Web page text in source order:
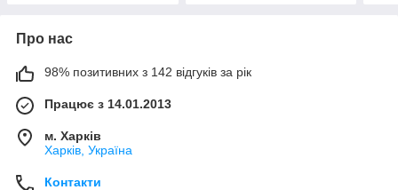
Про нас
98% позитивних з 142 відгуків за рік
Працює з 14.01.2013
м. Харків
Харків, Україна
Контакти